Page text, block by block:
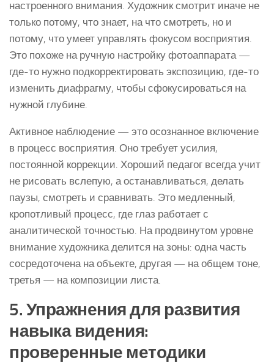
настроенного внимания. Художник смотрит иначе не
только потому, что знает, на что смотреть, но и
потому, что умеет управлять фокусом восприятия.
Это похоже на ручную настройку фотоаппарата —
где-то нужно подкорректировать экспозицию, где-то
изменить диафрагму, чтобы сфокусироваться на
нужной глубине.
Активное наблюдение — это осознанное включение
в процесс восприятия. Оно требует усилия,
постоянной коррекции. Хороший педагог всегда учит
не рисовать вслепую, а останавливаться, делать
паузы, смотреть и сравнивать. Это медленный,
кропотливый процесс, где глаз работает с
аналитической точностью. На продвинутом уровне
внимание художника делится на зоны: одна часть
сосредоточена на объекте, другая — на общем тоне,
третья — на композиции листа.
5. Упражнения для развития
навыка видения:
проверенные методики